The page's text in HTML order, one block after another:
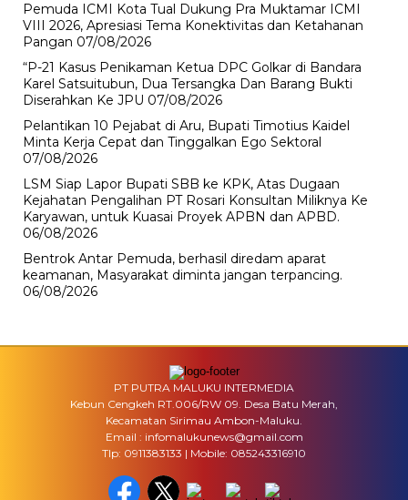
Pemuda ICMI Kota Tual Dukung Pra Muktamar ICMI
VIII 2026, Apresiasi Tema Konektivitas dan Ketahanan
Pangan 07/08/2026
“P-21 Kasus Penikaman Ketua DPC Golkar di Bandara
Karel Satsuitubun, Dua Tersangka Dan Barang Bukti
Diserahkan Ke JPU 07/08/2026
Pelantikan 10 Pejabat di Aru, Bupati Timotius Kaidel
Minta Kerja Cepat dan Tinggalkan Ego Sektoral
07/08/2026
LSM Siap Lapor Bupati SBB ke KPK, Atas Dugaan
Kejahatan Pengalihan PT Rosari Konsultan Miliknya Ke
Karyawan, untuk Kuasai Proyek APBN dan APBD.
06/08/2026
Bentrok Antar Pemuda, berhasil diredam aparat
keamanan, Masyarakat diminta jangan terpancing.
06/08/2026
PT PUTRA MALUKU INTERMEDIA
Kebun Cengkeh RT.006/RW 09. Desa Batu Merah,
Kecamatan Sirimau Ambon-Maluku.
Email : infomalukunews@gmail.com
Tlp: 0911383133 | Mobile: 085243316910